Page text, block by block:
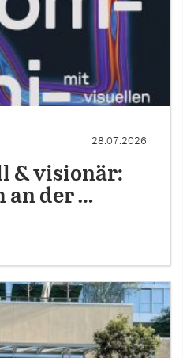
28.07.2026
& visionär:
an der …